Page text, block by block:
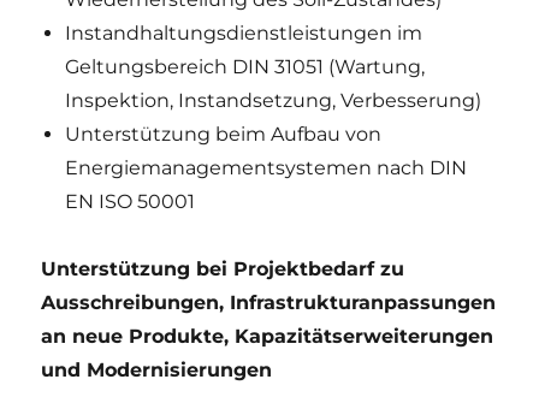
Instandhaltungsdienstleistungen im
Geltungsbereich DIN 31051 (Wartung,
Inspektion, Instandsetzung, Verbesserung)
Unterstützung beim Aufbau von
Energiemanagementsystemen nach DIN
EN ISO 50001
Unterstützung bei Projektbedarf zu
Ausschreibungen, Infrastrukturanpassungen
an neue Produkte, Kapazitätserweiterungen
und Modernisierungen